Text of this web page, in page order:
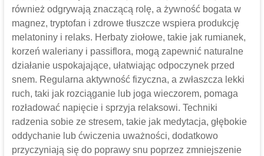
również odgrywają znaczącą rolę, a żywność bogata w
magnez, tryptofan i zdrowe tłuszcze wspiera produkcję
melatoniny i relaks. Herbaty ziołowe, takie jak rumianek,
korzeń waleriany i passiflora, mogą zapewnić naturalne
działanie uspokajające, ułatwiając odpoczynek przed
snem. Regularna aktywność fizyczna, a zwłaszcza lekki
ruch, taki jak rozciąganie lub joga wieczorem, pomaga
rozładować napięcie i sprzyja relaksowi. Techniki
radzenia sobie ze stresem, takie jak medytacja, głębokie
oddychanie lub ćwiczenia uważności, dodatkowo
przyczyniają się do poprawy snu poprzez zmniejszenie